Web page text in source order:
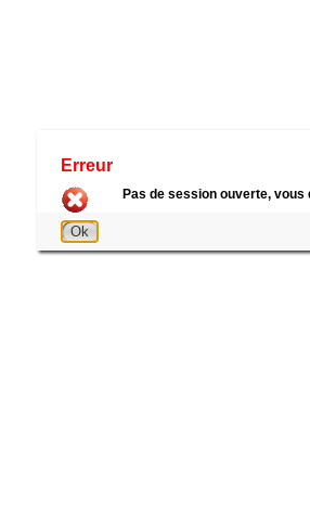
Erreur
Pas de session ouverte,